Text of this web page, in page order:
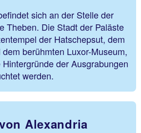
sich an der Stelle der
Theben. Die Stadt der Paläste
der Hatschepsut, dem
berühmten Luxor-Museum,
der Ausgrabungen
werden.
Alexandria